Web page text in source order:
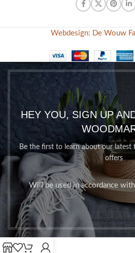
Webdesign: De Wouw
HEY YOU, SIGN UP
Be the first to learn about our latest
offers
Will be used in accordance